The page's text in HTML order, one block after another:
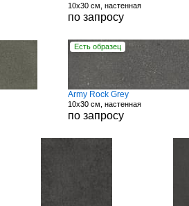
10x30 см, настенная
по запросу
Есть образец
Army Rock Grey
10x30 см, настенная
по запросу